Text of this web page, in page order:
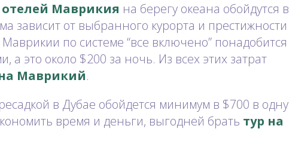
Маврикия на берегу океана обойдутся в
зависит от выбранного курорта и престижности
по системе “все включено” понадобится
а это около $200 за ночь. Из всех этих затрат
Маврикий.
в Дубае обойдется минимум в $700 в одну
время и деньги, выгодней брать тур на